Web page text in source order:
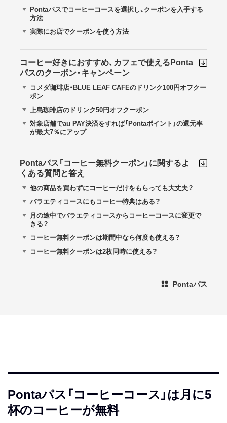
Pontaパスでコーヒーコースを選択し、クーポンを入手する
方法
実際にお店でクーポンを使う方法
コーヒー好きにおすすめ、カフェで使えるPonta
パスのクーポン・キャンペーン
コメダ珈琲店・BLUE LEAF CAFEのドリンク100円オフクー
ポン
上島珈琲店のドリンク50円オフクーポン
対象店舗でau PAY決済をすれば「Pontaポイント」の還元率
が最大7％にアップ
Pontaパス「コーヒー無料クーポン」に関するよ
くある質問と答え
他の商品を買わずにコーヒーだけをもらっても大丈夫？
バラエティコースにもコーヒー特典はある？
月の途中でバラエティコースからコーヒーコースに変更で
きる？
コーヒー無料クーポンは期間中なら何度も使える？
コーヒー無料クーポンは2枚同時に使える？
Pontaパス
Pontaパス「コーヒーコース」は月に5
杯のコーヒーが無料